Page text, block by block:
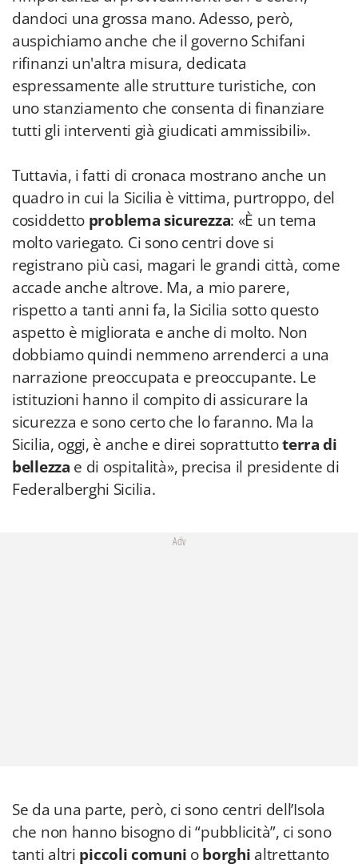
dandoci una grossa mano. Adesso, però,
auspichiamo anche che il governo Schifani
rifinanzi un'altra misura, dedicata
espressamente alle strutture turistiche, con
uno stanziamento che consenta di finanziare
tutti gli interventi già giudicati ammissibili».
Tuttavia, i fatti di cronaca mostrano anche un
quadro in cui la Sicilia è vittima, purtroppo, del
cosiddetto problema sicurezza: «È un tema
molto variegato. Ci sono centri dove si
registrano più casi, magari le grandi città, come
accade anche altrove. Ma, a mio parere,
rispetto a tanti anni fa, la Sicilia sotto questo
aspetto è migliorata e anche di molto. Non
dobbiamo quindi nemmeno arrenderci a una
narrazione preoccupata e preoccupante. Le
istituzioni hanno il compito di assicurare la
sicurezza e sono certo che lo faranno. Ma la
Sicilia, oggi, è anche e direi soprattuttoterra di
bellezza e di ospitalità», precisa il presidente di
Federalberghi Sicilia.
Adv
Se da una parte, però, ci sono centri dell’Isola
che non hanno bisogno di “pubblicità”, ci sono
tanti altri piccoli comuni oborghi altrettanto